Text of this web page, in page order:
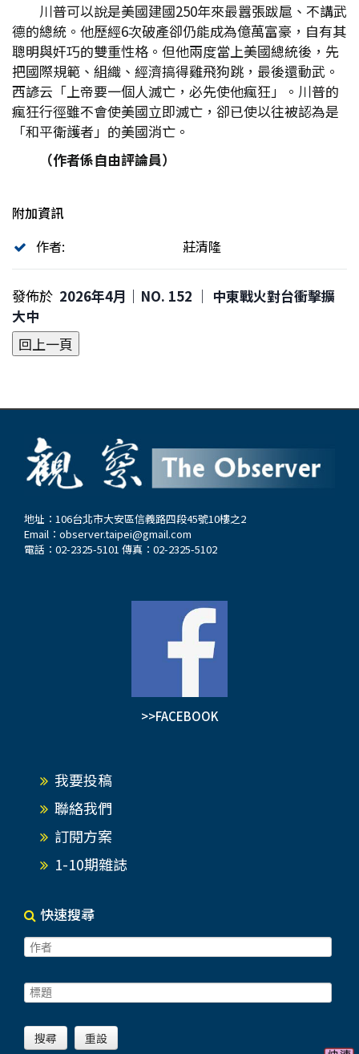
川普可以說是美國建國250年來最囂張跋扈、不講武
德的總統。他歷經6次破產卻仍能成為億萬富豪，自有其
聰明與奸巧的雙重性格。但他兩度當上美國總統後，先
把國際規範、組織、經濟搞得雞飛狗跳，最後還動武。
西諺云「上帝要一個人滅亡，必先使他瘋狂」。川普的
瘋狂行徑雖不會使美國立即滅亡，卻已使以往被認為是
「和平衛護者」的美國消亡。
（作者係自由評論員）
附加資訊
作者:
莊清隆
發佈於 2026年4月｜NO. 152 │ 中東戰火對台衝擊擴
大中
地址：106台北市大安區信義路四段45號10樓之2
Email： observer.taipei@gmail.com
電話：02-2325-5101 傳真：02-2325-5102
>>FACEBOOK
我要投稿
聯絡我們
訂閱方案
1-10期雜誌
快速搜尋